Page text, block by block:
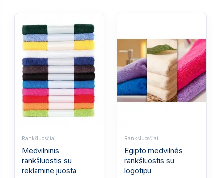
Rankšluosčiai
Medvilninis
rankšluostis su
reklamine juosta
Rankšluosčiai
Egipto medvilnės
rankšluostis su
logotipu